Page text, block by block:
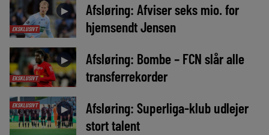
EKSKLUSIVT
►
Afsløring: Afviser seks mio. for
hjemsendt Jensen
EKSKLUSIVT
►
Afsløring: Bombe – FCN slår alle
transferrekorder
EKSKLUSIVT ►
Afsløring: Superliga-klub udlejer
stort talent